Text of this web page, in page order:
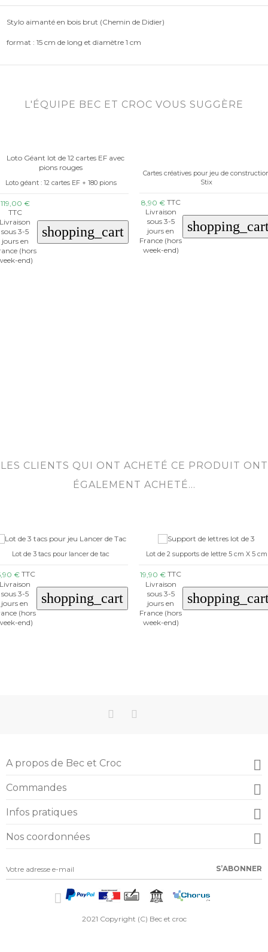
Stylo aimanté en bois brut (Chemin de Didier)
format : 15 cm de long et diamètre 1 cm
L'ÉQUIPE BEC ET CROC VOUS SUGGÈRE
Loto géant : 12 cartes EF + 180 pions
119,00 €
TTC
Livraison
sous 3-5
jours en
(hors
end)
shopping_cart
Cartes créatives pour jeu de
Stix
8,90 €TTC
Livraison
sous 3-5
jours en
France (hors
week-end)
LES CLIENTS QUI ONT ACHETÉ CE PRODUIT ONT
ÉGALEMENT ACHETÉ...
Lot de 3 tacs pour lancer de tac
€TTC
sous 3-5
jours en
(hors
end)
shopping_cart
Lot de 2 supports de lettre 5 cm X 5 cm
19,90 € TTC
Livraison
sous 3-5
jours en
France (hors
week-end)
A propos de Bec et Croc 
Commandes 
Infos pratiques 
Nos coordonnées 
2021 Copyright (C) Bec et croc
S’ABONNER